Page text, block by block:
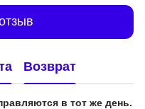
Возврат
в тот же день.